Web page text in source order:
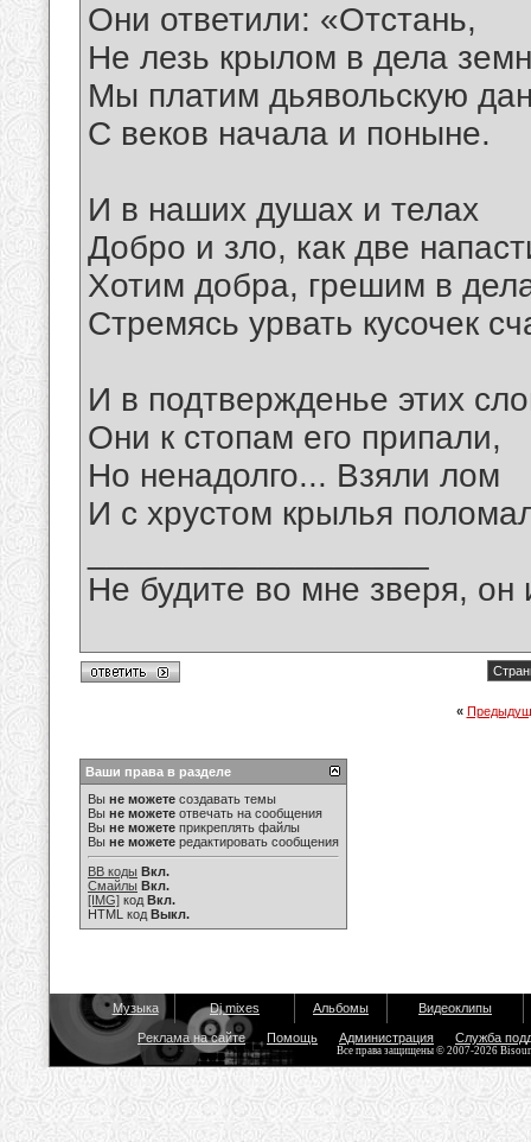
Они ответили: «Отстань,
Не лезь крылом в дела
Мы платим дьявольскую
С веков начала и поныне.
И в наших душах и телах
Добро и зло, как две
Хотим добра, грешим в
Стремясь урвать кусочек
И в подтвержденье этих
Они к стопам его припали,
Но ненадолго... Взяли лом
И с хрустом крылья
Не будите во мне зверя, он
«
Ваши права в разделе
Вы не можете создавать темы
Вы не можете отвечать на сообщения
Вы не можете прикреплять файлы
Вы не можете редактировать сообщения
BB коды Вкл.
Смайлы Вкл.
[IMG] код Вкл.
HTML код Выкл.
Музыка Dj mixes Альбомы Видеоклипы
Реклама на сайте Помощь Администрация Служба
Все права защищены © 2007-2026